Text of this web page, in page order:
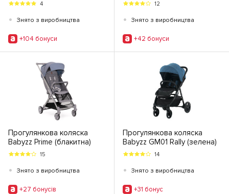
4
• Знято з виробництва
+104 бонуси
12
• Знято з виробництва
+42 бонуси
Прогулянкова коляска
Babyzz Prime (блакитна)
15
• Знято з виробництва
+27 бонусiв
Прогулянкова коляска
Babyzz GM01 Rally (зелена)
14
• Знято з виробництва
+31 бонус